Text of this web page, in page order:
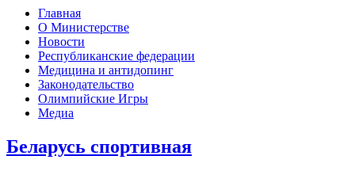
Главная
О Министерстве
Новости
Республиканские федерации
Медицина и антидопинг
Законодательство
Олимпийские Игры
Медиа
Беларусь спортивная